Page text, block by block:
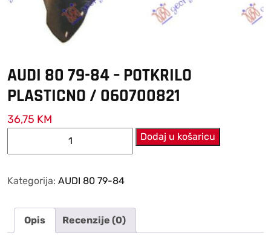
AUDI 80 79-84 – POTKRILO
PLASTICNO / 060700821
36,75 KM
84
POTKRILO
PLASTICNO
/
Dodaj u košaricu
Kategorija: AUDI 80 79-84
Opis Recenzije (0)